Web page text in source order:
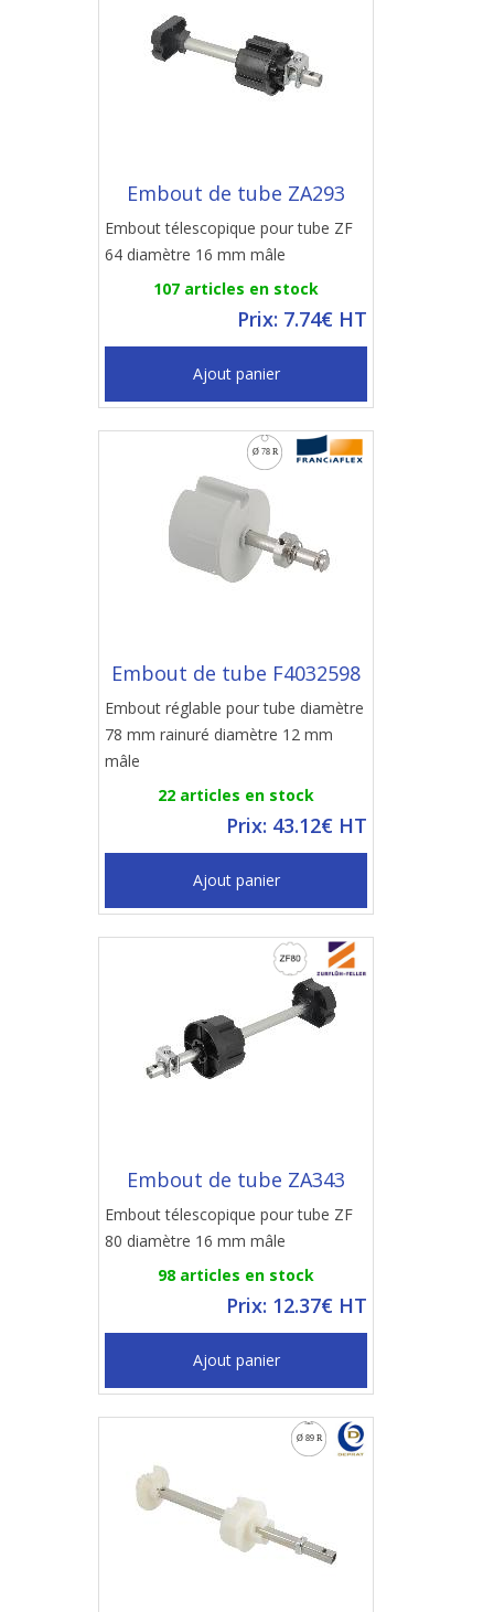
Embout de tube ZA293
Embout télescopique pour tube ZF
64 diamètre 16 mm mâle
107 articles en stock
Prix: 7.74€ HT
Ajout panier
Embout de tube F4032598
Embout réglable pour tube diamètre
78 mm rainuré diamètre 12 mm
mâle
22 articles en stock
Prix: 43.12€ HT
Ajout panier
Embout de tube ZA343
Embout télescopique pour tube ZF
80 diamètre 16 mm mâle
98 articles en stock
Prix: 12.37€ HT
Ajout panier